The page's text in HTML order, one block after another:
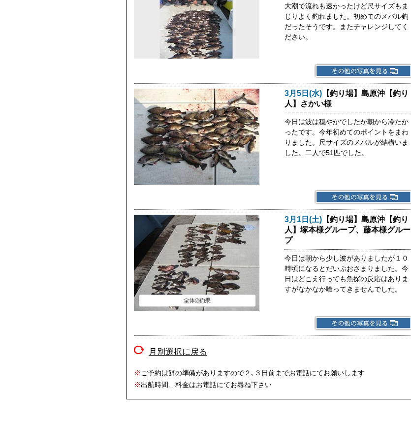
大潮で流れも速かったけど尺サイズもま
じりよく釣れました。初めてのメバル釣
だったそうです。またチャレンジしてく
ださい。
3月5日(水) 【釣り場】島原沖【釣り
人】さかい様
今日は波は穏やかでしたが朝から冷たか
ったです。今年初めてのポイントをまわ
りました。尺サイズのメバルが結構いま
した。二人で51匹でした。
3月1日(土) 【釣り場】島原沖【釣り
人】塚本様グループ、藤本様グルー
プ
今日は朝から少し波がありましたが１０
時頃になるとだいぶおさまりました。今
日はどこえ行っても魚探の反応はありま
すがなかなか喰ってきませんでした。
月別選択に戻る
※ ご予約は餌の準備がありますので２､３日前までお電話にてお願いします
※出航時間、料金はお電話にてお尋ね下さい